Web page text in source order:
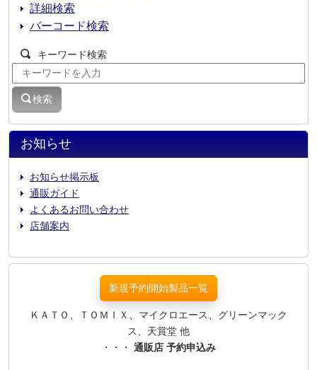
お知らせ
お知らせ掲示板
通販ガイド
よくあるお問い合わせ
店舗案内
詳細検索
バーコード検索
キーワード検索
検索
新規予約開始製品一覧
ＫＡＴＯ、ＴＯＭＩＸ、マイクロエース、グリーンマック
ス、天賞堂 他
・・・ 通販店 予約申込み